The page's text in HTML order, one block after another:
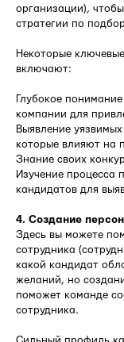
организации),
стратегии по
Некоторые
включают:
Глубокое
компании для
Выявление
которые влияют на
Знание своих
Изучение процесса
кандидатов для
4. Создание
Здесь вы можете
сотрудника
какой кандидат
желаний, но
поможет команде
сотрудника.